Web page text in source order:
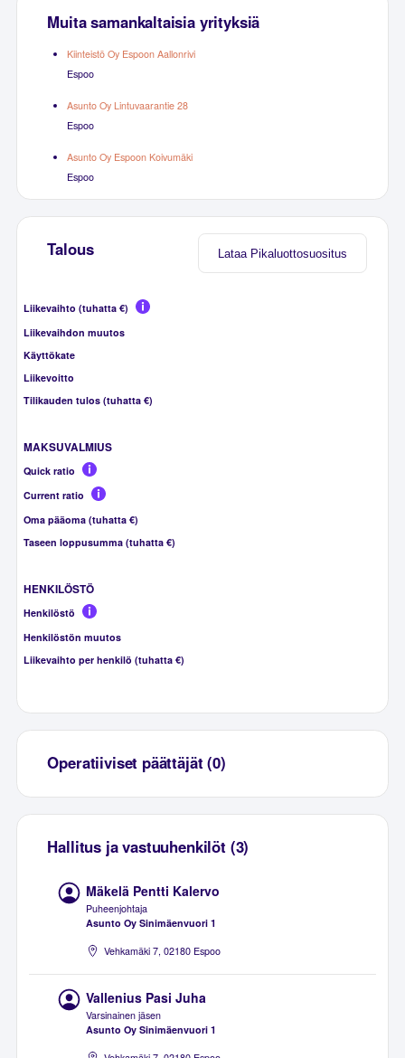
Muita samankaltaisia yrityksiä
Kiinteistö Oy Espoon Aallonrivi
Espoo
Asunto Oy Lintuvaarantie 28
Espoo
Asunto Oy Espoon Koivumäki
Espoo
Lataa Pikaluottosuositus
Talous
Liikevaihto (tuhatta €)
Liikevaihdon muutos
Käyttökate
Liikevoitto
Tilikauden tulos (tuhatta €)
MAKSUVALMIUS
Quick ratio
Current ratio
Oma pääoma (tuhatta €)
Taseen loppusumma (tuhatta €)
HENKILÖSTÖ
Henkilöstö
Henkilöstön muutos
Liikevaihto per henkilö (tuhatta €)
Operatiiviset päättäjät (0)
Hallitus ja vastuuhenkilöt (3)
Mäkelä Pentti Kalervo
Puheenjohtaja
Asunto Oy Sinimäenvuori 1
Vehkamäki 7, 02180 Espoo
Vallenius Pasi Juha
Varsinainen jäsen
Asunto Oy Sinimäenvuori 1